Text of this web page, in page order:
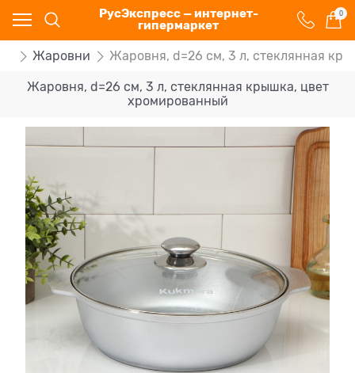
РусЭкспресс — интернет-
гипермаркет
0
Жаровни Жаровня, d=26 см, 3 л, стеклянная
Жаровня, d=26 см, 3 л, стеклянная крышка, цвет
хромированный